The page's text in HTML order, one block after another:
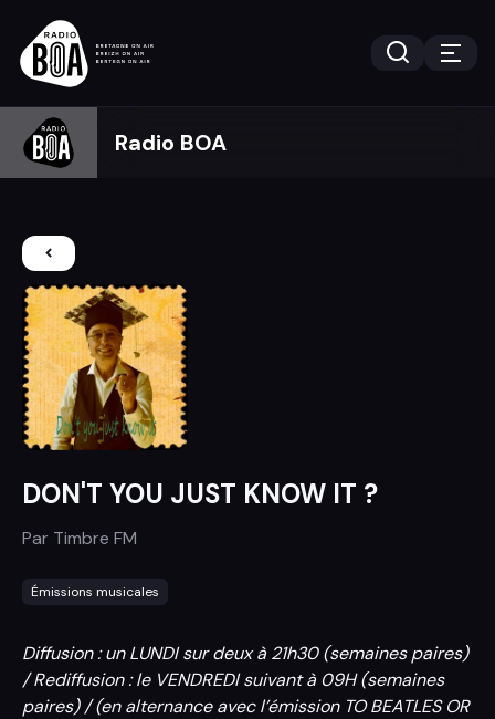
Radio BOA
DON'T YOU JUST KNOW IT ?
Par Timbre FM
Émissions musicales
Diffusion : un LUNDI sur deux à 21h30 (semaines paires)
/ Rediffusion : le VENDREDI suivant à 09H (semaines
paires) / (en alternance avec l’émission TO BEATLES OR